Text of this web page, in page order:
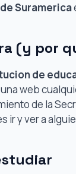
Suramerica
(y por
de
web
de la
ir y ver a